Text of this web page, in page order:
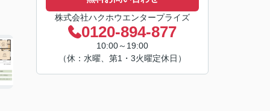
株式会社ハクホウエンタープライズ
0120-894-877
10:00～19:00
（休：水曜、第1・3火曜定休日）